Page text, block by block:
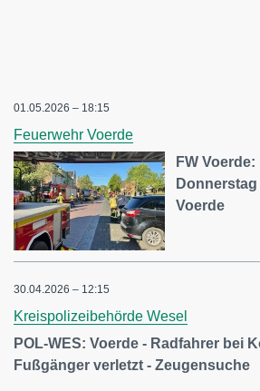
01.05.2026 – 18:15
Feuerwehr Voerde
FW
Voerde
30.04.2026 – 12:15
Kreispolizeibehörde Wesel
POL-WES: Voerde - Radfahrer bei
Fußgänger verletzt - Zeugensuche